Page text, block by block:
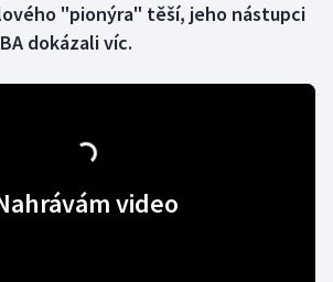
"pionýra" těší, jeho nástupci
dokázali víc.
video